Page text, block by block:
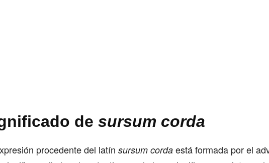
de sursum corda
procedente del latín sursum corda está formada por el